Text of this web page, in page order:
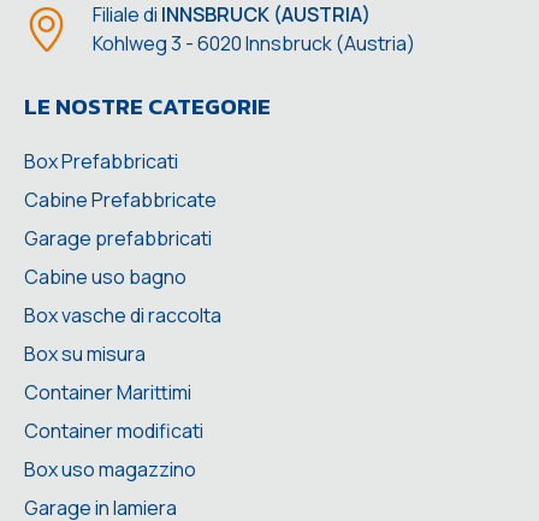
Filiale di INNSBRUCK (AUSTRIA)
Kohlweg 3 - 6020 Innsbruck (Austria)
LE NOSTRE CATEGORIE
Box Prefabbricati
Cabine Prefabbricate
Garage prefabbricati
Cabine uso bagno
Box vasche di raccolta
Box su misura
Container Marittimi
Container modificati
Box uso magazzino
Garage in lamiera